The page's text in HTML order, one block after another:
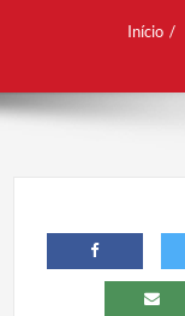
Início